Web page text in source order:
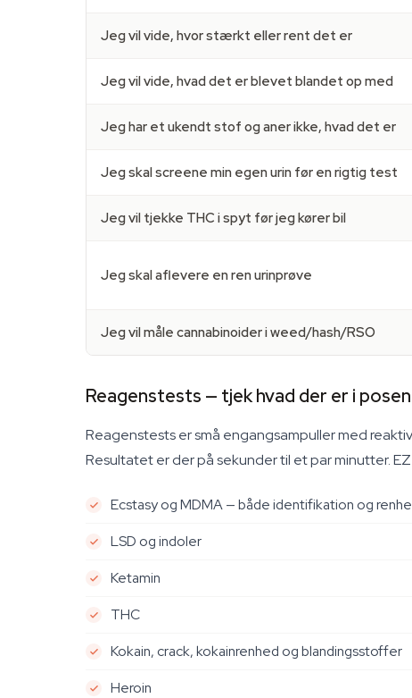
Jeg vil vide, hvor stærkt eller rent det er
Jeg vil vide, hvad det er blevet blandet op med
Jeg har et ukendt stof og aner ikke, hvad det er
Jeg skal screene min egen urin før en rigtig test
Jeg vil tjekke THC i spyt før jeg kører bil
Jeg skal aflevere en ren urinprøve
Jeg vil måle cannabinoider i weed/hash/RSO
Reagenstests — tjek hvad der er i posen
Reagenstests er små engangsampuller med
Resultatet er der på sekunder til et par minutter.
Ecstasy og MDMA — både identifikation og
LSD og indoler
Ketamin
THC
Kokain, crack, kokainrenhed og blandingsstoffer
Heroin